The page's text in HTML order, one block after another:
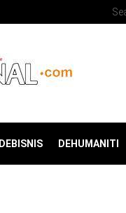
DEBISNIS DEHUMANITI